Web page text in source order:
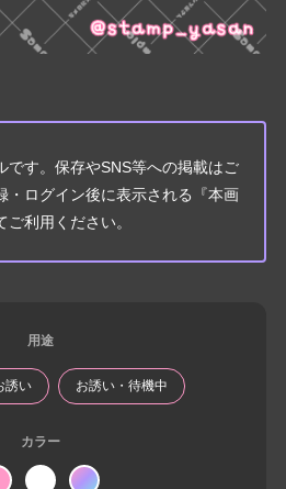
です。保存やSNS等への掲載はご
・ログイン後に表示される『本画
利用ください。
用途
誘い お誘い・待機中
カラー